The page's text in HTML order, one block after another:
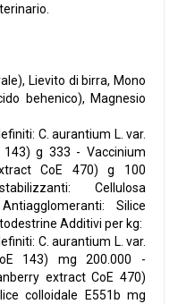
Lievito di birra, Mono
behenico), Magnesio
C. aurantium L. var.
143) g 333 - Vaccinium
CoE 470) g 100
Cellulosa
Silice
Additivi per kg:
C. aurantium L. var.
143) mg 200.000 -
extract CoE 470)
colloidale E551b mg